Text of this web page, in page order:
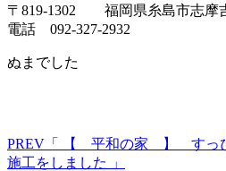
〒819-1302 福岡県糸島市志摩
電話 092-327-2932
ぬまでした
PREV 「 【 平和の家 】 すっ
施工をしました 」